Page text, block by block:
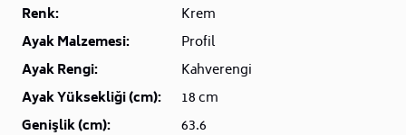
Renk:
Krem
Ayak Malzemesi:
Profil
Ayak Rengi:
Kahverengi
Ayak Yüksekliği (cm):
18 cm
Genişlik (cm):
63.6